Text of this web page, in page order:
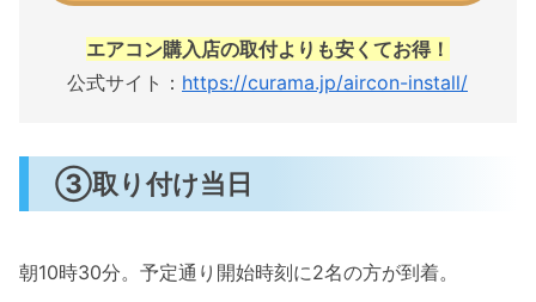
エアコン購入店の取付よりも安くてお得！
公式サイト： https://curama.jp/aircon-install/
③取り付け当日
朝10時30分。予定通り開始時刻に2名の方が到着。